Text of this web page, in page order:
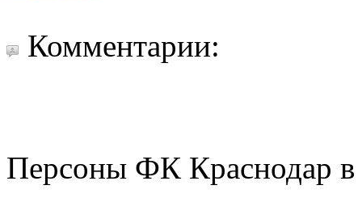
Комментарии:
Персоны ФК Краснодар в